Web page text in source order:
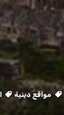
مواقع دينية